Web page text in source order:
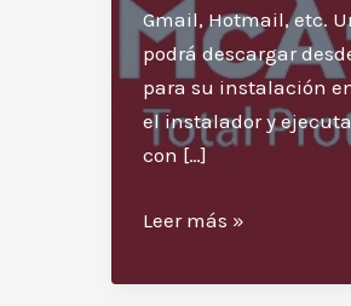
Gmail, Hotmail, etc.
podrá descargar
para su instalación
el instalador y
con […]
Instrucciones
activar
Leer más »